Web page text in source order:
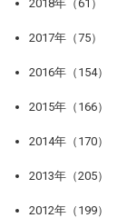
2018年（61）
2017年（75）
2016年（154）
2015年（166）
2014年（170）
2013年（205）
2012年（199）